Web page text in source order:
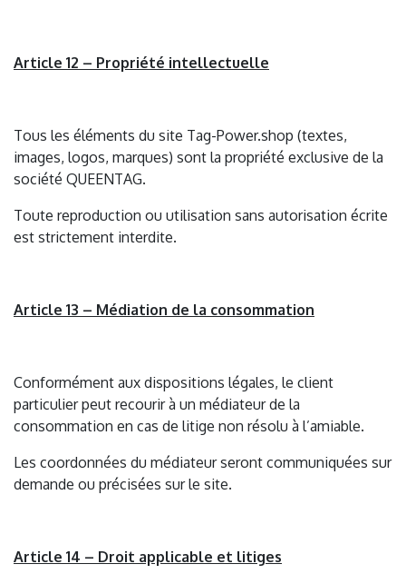
Article 12 – Propriété intellectuelle
Tous les éléments du site Tag-Power.shop (textes,
images, logos, marques) sont la propriété exclusive de la
société QUEENTAG.
Toute reproduction ou utilisation sans autorisation écrite
est strictement interdite.
Article 13 – Médiation de la consommation
Conformément aux dispositions légales, le client
particulier peut recourir à un médiateur de la
consommation en cas de litige non résolu à l’amiable.
Les coordonnées du médiateur seront communiquées sur
demande ou précisées sur le site.
Article 14 – Droit applicable et litiges